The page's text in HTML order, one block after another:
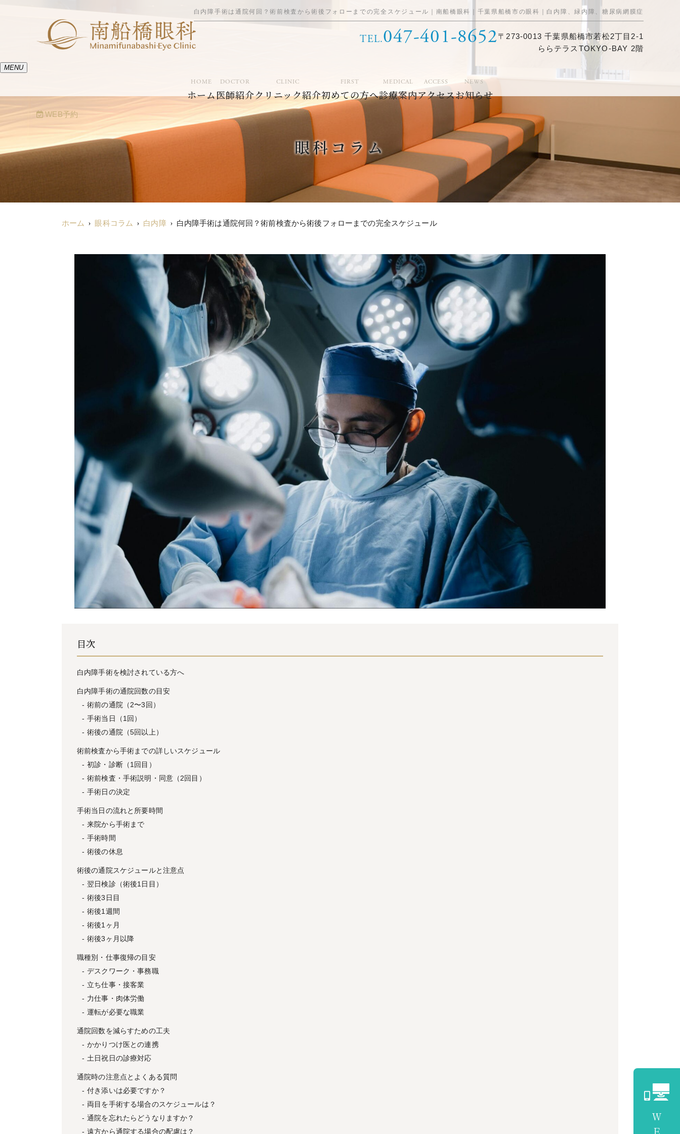
白内障手術は通院何回？術前検査から術後フォローまでの完全スケジュール｜南船橋眼科｜千葉県船橋市の眼科｜白内障、緑内障、糖尿病網膜症
〒273-0013 千葉県船橋市若松2丁目2-1
ららテラスTOKYO-BAY 2階
TEL.047-401-8652
MENU
HOME
ホーム
DOCTOR
医師紹介
CLINIC
クリニック紹介
FIRST
初めての方へ
MEDICAL
診療案内
ACCESS
アクセス
NEWS
お知らせ
WEB予約
眼科コラム
ホーム 眼科コラム 白内障 白内障手術は通院何回？術前検査から術後フォローまでの完全スケジュール
目次
白内障手術を検討されている方へ
白内障手術の通院回数の目安
術前の通院（2〜3回）
手術当日（1回）
術後の通院（5回以上）
術前検査から手術までの詳しいスケジュール
初診・診断（1回目）
術前検査・手術説明・同意（2回目）
手術日の決定
手術当日の流れと所要時間
来院から手術まで
手術時間
術後の休息
術後の通院スケジュールと注意点
翌日検診（術後1日目）
術後3日目
術後1週間
術後1ヶ月
術後3ヶ月以降
職種別・仕事復帰の目安
デスクワーク・事務職
立ち仕事・接客業
力仕事・肉体労働
運転が必要な職業
通院回数を減らすための工夫
かかりつけ医との連携
土日祝日の診療対応
通院時の注意点とよくある質問
付き添いは必要ですか？
両目を手術する場合のスケジュールは？
通院を忘れたらどうなりますか？
遠方から通院する場合の配慮は？